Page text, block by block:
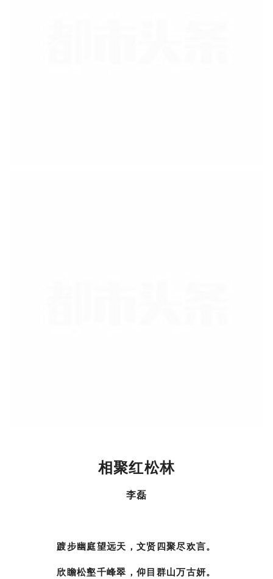
相聚红松林
李磊
踱步幽庭望远天，文贤四聚尽欢言。
欣瞻松壑千峰翠，仰目群山万古妍。